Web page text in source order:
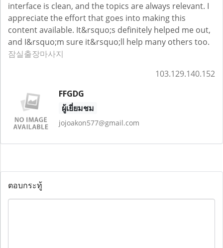
interface is clean, and the topics are always relevant. I
appreciate the effort that goes into making this
content available. It&rsquo;s definitely helped me out,
and I&rsquo;m sure it&rsquo;ll help many others too.
잠실출장마사지
103.129.140.152
FFGDG
ผู้เยี่ยมชม
jojoakon577@gmail.com
ตอบกระทู้